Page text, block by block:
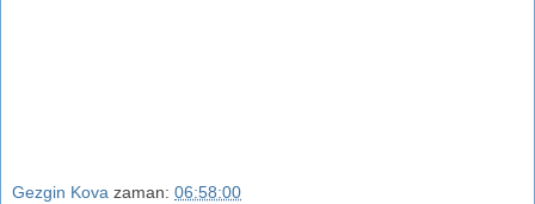
Gezgin Kova zaman: 06:58:00